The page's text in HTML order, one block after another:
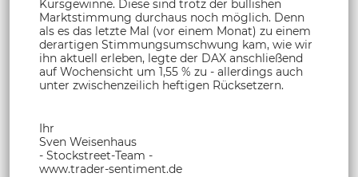
Kursgewinne. Diese sind trotz der bullishen
Marktstimmung durchaus noch möglich. Denn
als es das letzte Mal (vor einem Monat) zu einem
derartigen Stimmungsumschwung kam, wie wir
ihn aktuell erleben, legte der DAX anschließend
auf Wochensicht um 1,55 % zu - allerdings auch
unter zwischenzeilich heftigen Rücksetzern.
Ihr
Sven Weisenhaus
- Stockstreet-Team -
www.trader-sentiment.de